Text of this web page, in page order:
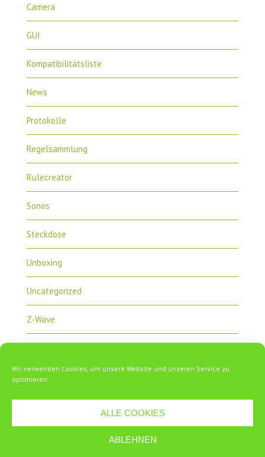
Wir verwenden Cookies, um unsere Website und unseren Service zu
optimieren.
ALLE COOKIES
ABLEHNEN
Camera
GUI
Kompatibilitätsliste
News
Protokolle
Regelsammlung
Rulecreator
Sonos
Steckdose
Unboxing
Uncategorized
Z-Wave
ZipaTile